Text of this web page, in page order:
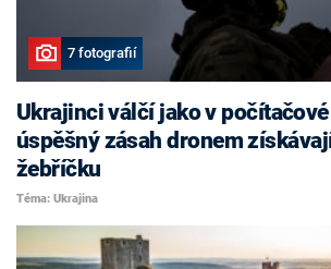
7 fotografií
Ukrajinci válčí jako v
úspěšný zásah dronem
žebříčku
Téma: Ukrajina